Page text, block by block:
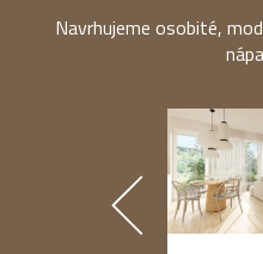
Navrhujeme osobité,